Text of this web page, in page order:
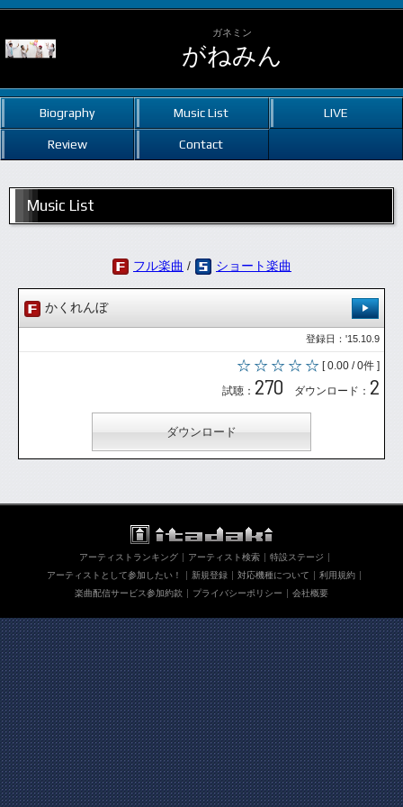
ガネミン
がねみん
Biography Music List LIVE
Review Contact
Music List
フル楽曲 / ショート楽曲
かくれんぼ
登録日：'15.10.9
[ 0.00 / 0件 ]
試聴： 270 ダウンロード： 2
ダウンロード
アーティストランキング アーティスト検索
特設ステージ
アーティストとして参加したい！
新規登録 対応機種について
利用規約
楽曲配信サービス参加約款
プライバシーポリシー 会社概要